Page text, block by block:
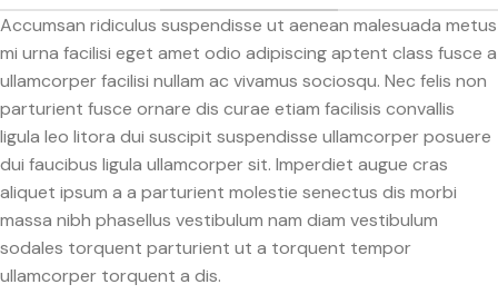
Accumsan ridiculus suspendisse ut aenean malesuada metus
mi urna facilisi eget amet odio adipiscing aptent class fusce a
ullamcorper facilisi nullam ac vivamus sociosqu. Nec felis non
parturient fusce ornare dis curae etiam facilisis convallis
ligula leo litora dui suscipit suspendisse ullamcorper posuere
dui faucibus ligula ullamcorper sit. Imperdiet augue cras
aliquet ipsum a a parturient molestie senectus dis morbi
massa nibh phasellus vestibulum nam diam vestibulum
sodales torquent parturient ut a torquent tempor
ullamcorper torquent a dis.